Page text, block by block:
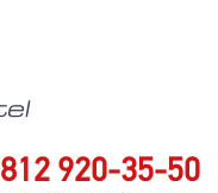
920-35-50